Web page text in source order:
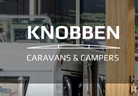
naar
de